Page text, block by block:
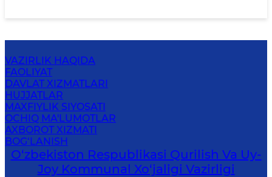
VAZIRLIK HAQIDA
FAOLIYAT
DAVLAT XIZMATLARI
HUJJATLAR
MAXFIYLIK SIYOSATI
OCHIQ MA'LUMOTLAR
AXBOROT XIZMATI
BOG‘LANISH
O‘zbekiston Respublikasi Qurilish Va Uy-
Joy Kommunal Xo‘jaligi Vazirligi